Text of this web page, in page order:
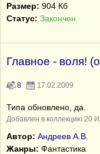
Размер: 904 Кб
Статус: Закончен
Главное - воля!
8 17.02.2009
Типа обновлено, да.
Добавлен в коллекцию 20
Автор: Андреев А.В.
Жанры: Фантастика